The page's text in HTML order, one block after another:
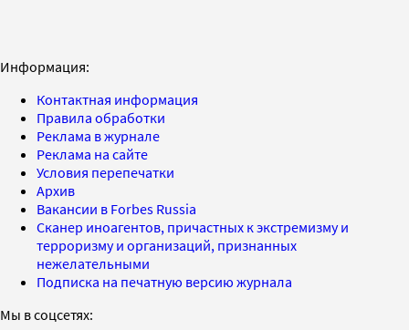
Информация:
Контактная информация
Правила обработки
Реклама в журнале
Реклама на сайте
Условия перепечатки
Архив
Вакансии в Forbes Russia
Сканер иноагентов, причастных к экстремизму и
терроризму и организаций, признанных
нежелательными
Подписка на печатную версию журнала
Мы в соцсетях: